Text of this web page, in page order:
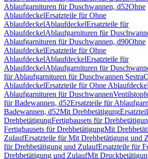
Ablaufgarnituren für Duschwannen, d52Ohne
AblaufdeckelErsatzteile für Ohne
AblaufdeckelAblaufdeckelErsatzteile für
AblaufdeckelAblaufgarnituren für
Ablaufgarnituren für Duschwannen, d90Ohne
AblaufdeckelErsatzteile für Ohne
AblaufdeckelAblaufdeckelErsatzteile für
AblaufdeckelAblaufgarnituren für
für Ablaufgarnituren für Duschwannen Sestra
AblaufdeckelErsatzteile für Ohne Ablaufdeckel
Ablaufgarnituren für Duschwannen
für Badewannen, d52Ersatzteile für
Badewannen, d52Mit Drehbetätigung
DrehbetätigungFertigbausets für
Fertigbausets für DrehbetätigungMit
ZulaufErsatzteile für Mit Drehbetätigung und
für Drehbetätigung und ZulaufErsatzteile für
Drehbetätigung und ZulaufMit